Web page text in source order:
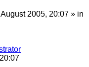
2005, 20:07 » in